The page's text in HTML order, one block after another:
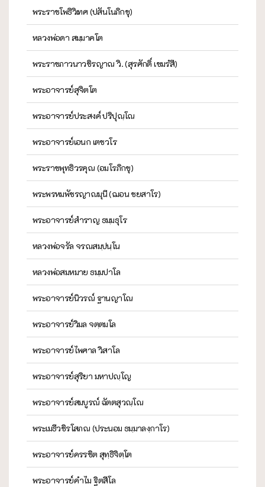
พระราชโพธิวิเทศ (ปสันโนภิกขุ)
หลวงพ่อดา สมฺมาคโต
พระราชภาวนาวชิรญาณ วิ. (สุรศักดิ์ เขมรํสี)
พระอาจารย์สุจิตโต
พระอาจารย์ประสงค์ ปริปุณฺโณ
พระอาจารย์เอนก เตชวโร
พระราชพุทธิวรคุณ (อมโรภิกขุ)
พระพรหมพัชรญาณมุนี (ฌอน ชยสาโร)
พระอาจารย์สำราญ ธมฺมธุโร
หลวงพ่อจรัล จรณสมฺปนฺโน
หลวงพ่อสมหมาย ธมฺมปาโล
พระอาจารย์นิวรณ์ ฐานญาโณ
พระอาจารย์วิมล จตฺตมโล
พระอาจารย์ไพศาล วิสาโล
พระอาจารย์สุริยา มหาปญฺโญ
พระอาจารย์สมบูรณ์ ฉัตตสุวณฺโณ
พระเมธีวชิรโสภณ (ประนอม ธมฺมาลงฺกาโร)
พระอาจารย์ครรชิต สุทฺธิจิตฺโต
พระอาจารย์คำไม ฐิตสีโล